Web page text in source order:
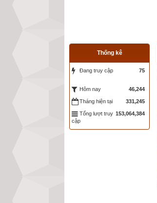
Thống kê
Đang truy cập 75
Hôm nay 46,244
Tháng hiện tại 331,245
Tổng lượt truy
cập
153,064,384